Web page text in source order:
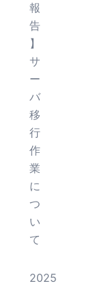
報
告
】
サ
ー
バ
移
行
作
業
に
つ
い
て
2025